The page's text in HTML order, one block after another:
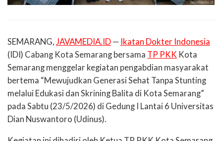
SEMARANG, JAVAMEDIA.ID — Ikatan Dokter Indonesia
(IDI) Cabang Kota Semarang bersama TP PKK Kota
Semarang menggelar kegiatan pengabdian masyarakat
bertema “Mewujudkan Generasi Sehat Tanpa Stunting
melalui Edukasi dan Skrining Balita di Kota Semarang”
pada Sabtu (23/5/2026) di Gedung I Lantai 6 Universitas
Dian Nuswantoro (Udinus).